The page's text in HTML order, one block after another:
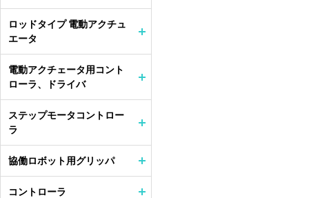
ロッドタイプ 電動アクチュ
エータ
電動アクチェータ用コント
ローラ、ドライバ
ステップモータコントロー
ラ
協働ロボット用グリッパ
コントローラ